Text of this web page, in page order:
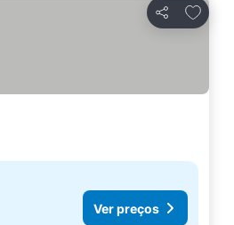
Partilhar
Ver preços